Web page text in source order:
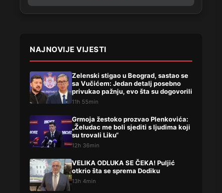
NAJNOVIJE VIJESTI
Zelenski stigao u Beograd, sastao se
sa Vučićem: Jedan detalj posebno
privukao pažnju, evo šta su dogovorili
11h 55min
Grmoja žestoko prozvao Plenkovića:
„Želudac me boli sjediti s ljudima koji
su trovali Liku“
12h 36min
VELIKA ODLUKA SE ČEKA! Puljić
otkrio šta se sprema Dodiku
13h 4min